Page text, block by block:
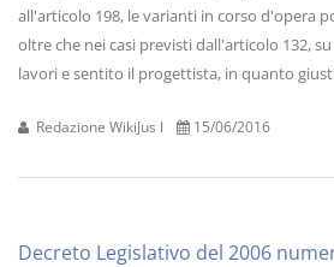
all'articolo 198, le varianti in corso d'opera
oltre che nei casi previsti dall'articolo 132,
lavori e sentito il progettista, in quanto
Redazione WikiJus I 15/06/2016
Decreto Legislativo del 2006